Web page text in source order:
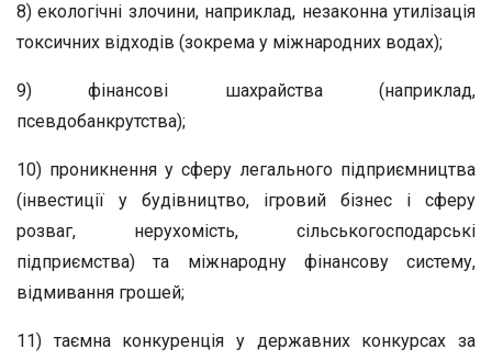
8) екологічні злочини, наприклад, незаконна утилізація
токсичних відходів (зокрема у міжнародних водах);
9) фінансові шахрайства (наприклад,
псевдобанкрутства);
10) проникнення у сферу легального підприємництва
(інвестиції у будівництво, ігровий бізнес і сферу
розваг, нерухомість, сільськогосподарські
підприємства) та міжнародну фінансову систему,
відмивання грошей;
11) таємна конкуренція у державних конкурсах за